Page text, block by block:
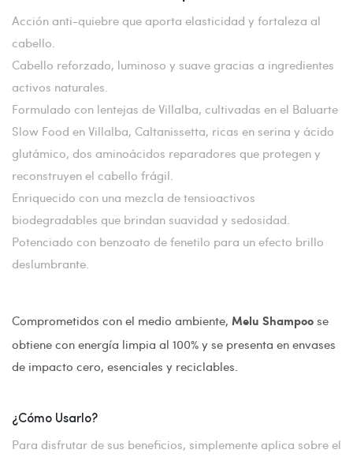
Acción anti-quiebre que aporta elasticidad y fortaleza al
cabello.
Cabello reforzado, luminoso y suave gracias a ingredientes
activos naturales.
Formulado con lentejas de Villalba, cultivadas en el Baluarte
Slow Food en Villalba, Caltanissetta, ricas en serina y ácido
glutámico, dos aminoácidos reparadores que protegen y
reconstruyen el cabello frágil.
Enriquecido con una mezcla de tensioactivos
biodegradables que brindan suavidad y sedosidad.
Potenciado con benzoato de fenetilo para un efecto brillo
deslumbrante.
Comprometidos con el medio ambiente, Melu Shampoo se
obtiene con energía limpia al 100% y se presenta en envases
de impacto cero, esenciales y reciclables.
¿Cómo Usarlo?
Para disfrutar de sus beneficios, simplemente aplica sobre el